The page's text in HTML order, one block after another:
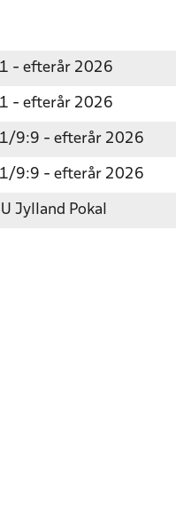
- efterår 2026
- efterår 2026
9:9 - efterår 2026
9:9 - efterår 2026
Jylland Pokal